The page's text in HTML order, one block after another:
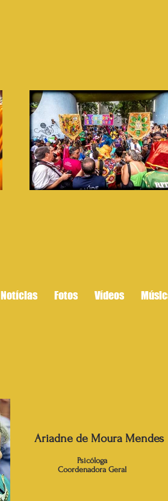
Notícias Fotos Vídeos
Ariadne de Moura Mendes
Psicóloga
Coordenadora Geral